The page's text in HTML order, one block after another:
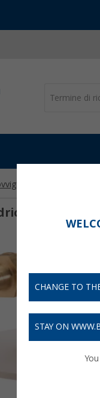
acqua
Reich
CHANGE TO
STAY ON